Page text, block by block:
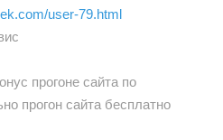
user-79.html
прогоне сайта по
прогон сайта бесплатно